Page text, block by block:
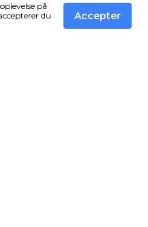
på
du
Accepter